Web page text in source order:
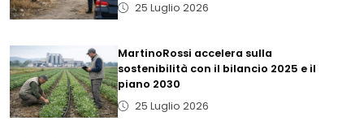
25 Luglio 2026
MartinoRossi accelera sulla
sostenibilità con il bilancio 2025 e il
piano 2030
25 Luglio 2026